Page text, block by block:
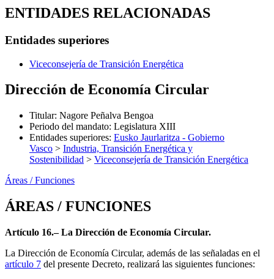
ENTIDADES RELACIONADAS
Entidades superiores
Viceconsejería de Transición Energética
Dirección de Economía Circular
Titular: Nagore Peñalva Bengoa
Periodo del mandato: Legislatura XIII
Entidades superiores: Eusko Jaurlaritza - Gobierno
Vasco > Industria, Transición Energética y
Sostenibilidad > Viceconsejería de Transición Energética
Áreas / Funciones
ÁREAS / FUNCIONES
Artículo 16.– La Dirección de Economía Circular.
La Dirección de Economía Circular, además de las señaladas en el
artículo 7 del presente Decreto, realizará las siguientes funciones: